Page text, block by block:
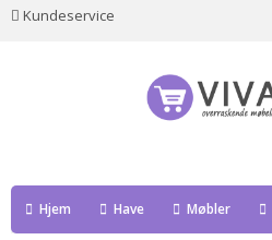
Kundeservice
Hjem Have Møbler